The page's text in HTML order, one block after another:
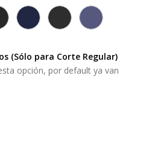
GREEN GREY
NAVY OS BLACKOS NAVY
(Sólo para Corte Regular)
opción, por default ya van